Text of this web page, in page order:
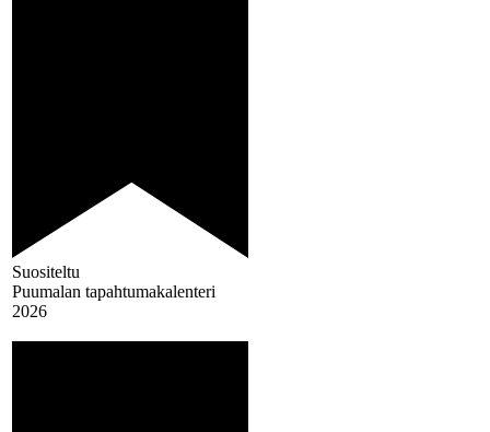
Suositeltu
Puumalan tapahtumakalenteri
2026